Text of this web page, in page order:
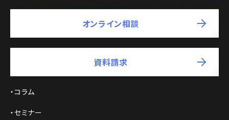
オンライン相談
資料請求
コラム
セミナー